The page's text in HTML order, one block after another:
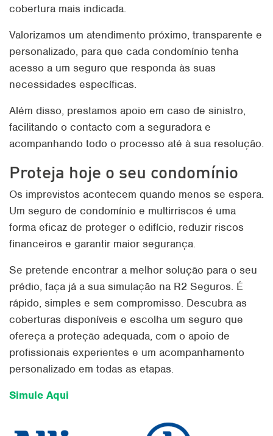
cobertura mais indicada.
Valorizamos um atendimento próximo, transparente e
personalizado, para que cada condomínio tenha
acesso a um seguro que responda às suas
necessidades específicas.
Além disso, prestamos apoio em caso de sinistro,
facilitando o contacto com a seguradora e
acompanhando todo o processo até à sua resolução.
Proteja hoje o seu condomínio
Os imprevistos acontecem quando menos se espera.
Um seguro de condomínio e multirriscos é uma
forma eficaz de proteger o edifício, reduzir riscos
financeiros e garantir maior segurança.
Se pretende encontrar a melhor solução para o seu
prédio, faça já a sua simulação na R2 Seguros. É
rápido, simples e sem compromisso. Descubra as
coberturas disponíveis e escolha um seguro que
ofereça a proteção adequada, com o apoio de
profissionais experientes e um acompanhamento
personalizado em todas as etapas.
Simule Aqui